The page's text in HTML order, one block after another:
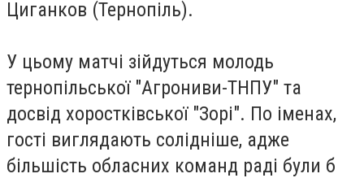
Циганков (Тернопіль).
У цьому матчі зійдуться молодь
тернопільської "Агрониви-ТНПУ" та
досвід хоростківської "Зорі". По іменах,
гості виглядають солідніше, адже
більшість обласних команд раді були б